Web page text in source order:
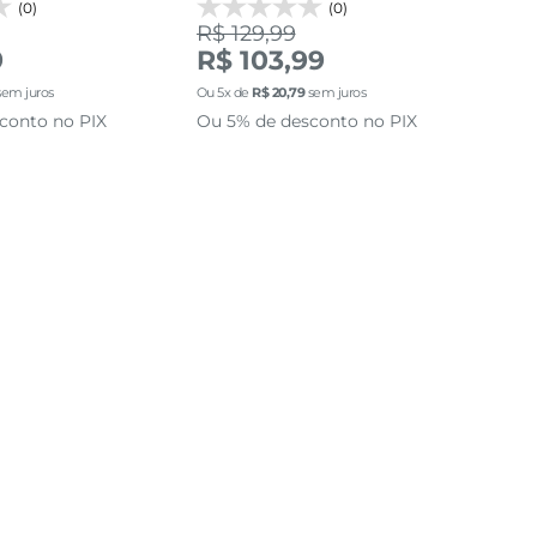
(0)
juros
no PIX
(0)
R$ 129,99
R$ 103,99
Ou5x de R$ 20,79sem juros
Ou 5% de desconto no PIX